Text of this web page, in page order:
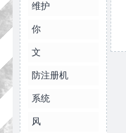
维护
你
文
防注册机
系统
风